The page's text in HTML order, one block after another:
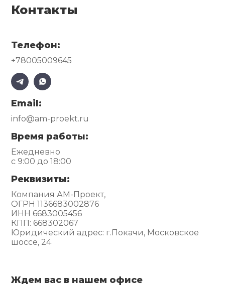
Контакты
Телефон:
+78005009645
Email:
info@am-proekt.ru
Время работы:
Ежедневно
с 9:00 до 18:00
Реквизиты:
Компания АМ-Проект,
ОГРН 1136683002876
ИНН 6683005456
КПП: 668302067
Юридический адрес: г.Покачи, Московское
шоссе, 24
Ждем вас в нашем офисе